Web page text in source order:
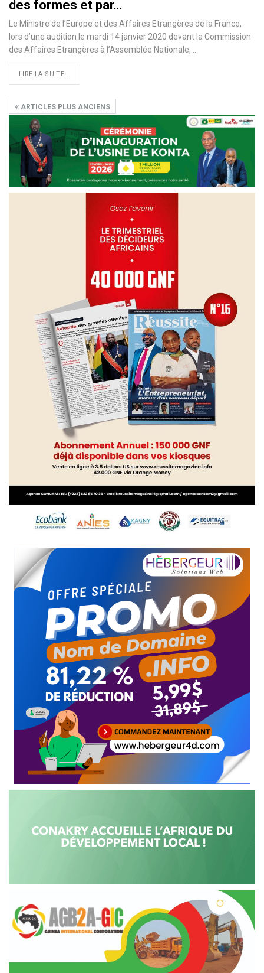
des formes et par…
Le Ministre de l’Europe et des Affaires Etrangères de la France,
lors d’une audition le mardi 14 janvier 2020 devant la Commission
des Affaires Etrangères à l’Assemblée Nationale,
LIRE LA SUITE...
ARTICLES PLUS ANCIENS